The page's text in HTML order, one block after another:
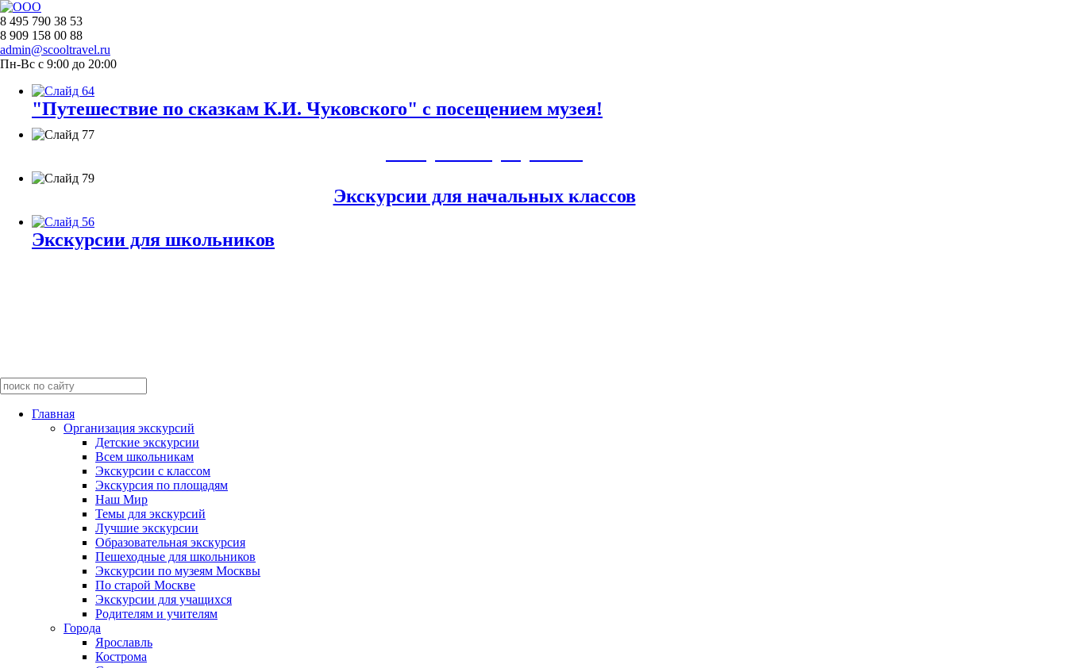
8 495 790 38 53
8 909 158 00 88
admin@scooltravel.ru
Пн-Вс с 9:00 до 20:00
"Путешествие по сказкам К.И. Чуковского" с посещением музея!
Экскурсии для начальных классов
Экскурсии для школьников
Главная
Организация экскурсий
Детские экскурсии
Всем школьникам
Экскурсии c классом
Экскурсия по площадям
Наш Мир
Темы для экскурсий
Лучшие экскурсии
Образовательная экскурсия
Пешеходные для школьников
Экскурсии по музеям Москвы
По старой Москве
Экскурсии для учащихся
Родителям и учителям
Города
Ярославль
Кострома